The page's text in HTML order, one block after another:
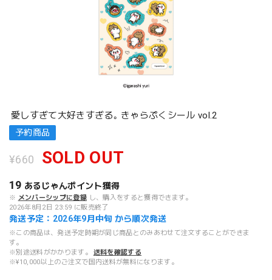
愛しすぎて大好きすぎる｡ きゃらぷくシール vol.2
予約商品
¥660 SOLD OUT
19 あるじゃんポイント獲得
※ メンバーシップに登録 し、購入をすると獲得できます。
2026年8月2日 23:59 に販売終了
発送予定：2026年9月中旬 から順次発送
※この商品は、発送予定時期が同じ商品とのみあわせて注文することができま
す。
※別途送料がかかります。
送料を確認する
※¥10,000以上のご注文で国内送料が無料になります。